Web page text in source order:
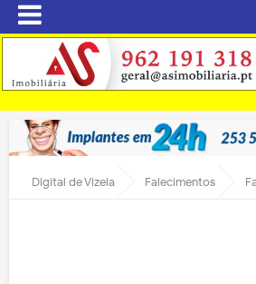
Digital de Vizela Falecimentos